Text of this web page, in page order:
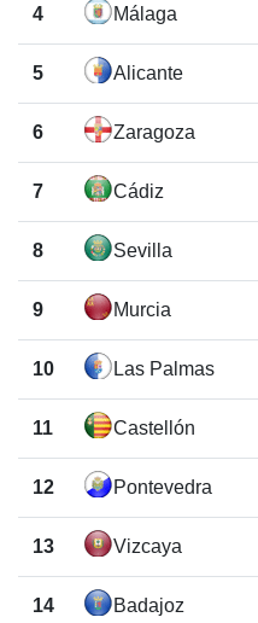
4 Málaga
5 Alicante
6 Zaragoza
7 Cádiz
8 Sevilla
9 Murcia
10 Las Palmas
11 Castellón
12 Pontevedra
13 Vizcaya
14 Badajoz